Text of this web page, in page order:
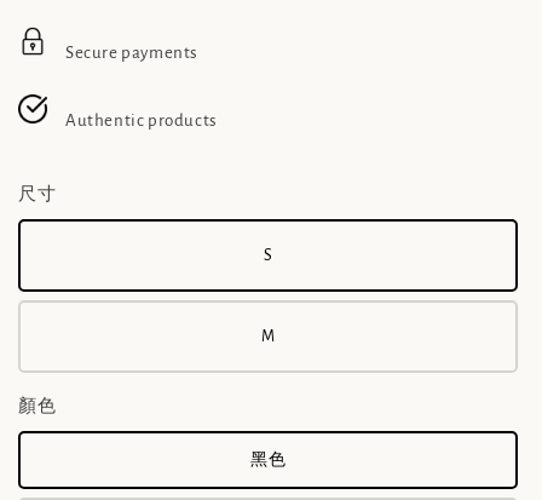
Secure payments
Authentic products
尺寸
S
M
顏色
黑色